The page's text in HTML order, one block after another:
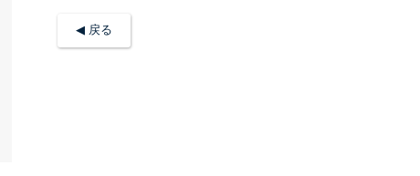
◀︎ 戻る